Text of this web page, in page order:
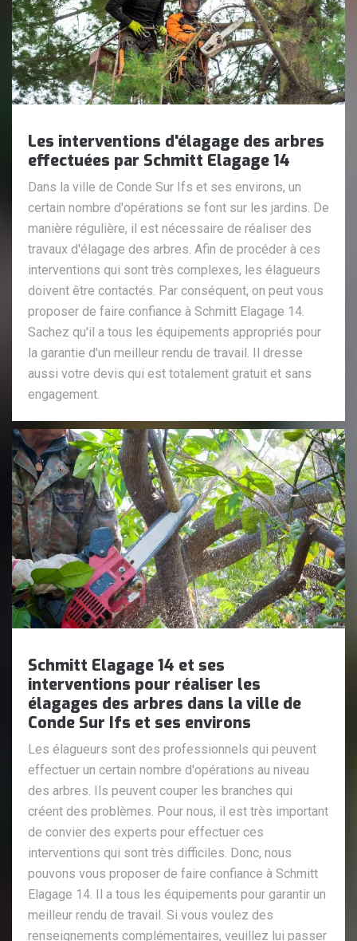
Les interventions d'élagage des arbres
effectuées par Schmitt Elagage 14
Dans la ville de Conde Sur Ifs et ses environs, un
certain nombre d'opérations se font sur les jardins. De
manière régulière, il est nécessaire de réaliser des
travaux d'élagage des arbres. Afin de procéder à ces
interventions qui sont très complexes, les élagueurs
doivent être contactés. Par conséquent, on peut vous
proposer de faire confiance à Schmitt Elagage 14.
Sachez qu'il a tous les équipements appropriés pour
la garantie d'un meilleur rendu de travail. Il dresse
aussi votre devis qui est totalement gratuit et sans
engagement.
Schmitt Elagage 14 et ses
interventions pour réaliser les
élagages des arbres dans la ville de
Conde Sur Ifs et ses environs
Les élagueurs sont des professionnels qui peuvent
effectuer un certain nombre d'opérations au niveau
des arbres. Ils peuvent couper les branches qui
créent des problèmes. Pour nous, il est très important
de convier des experts pour effectuer ces
interventions qui sont très difficiles. Donc, nous
pouvons vous proposer de faire confiance à Schmitt
Elagage 14. Il a tous les équipements pour garantir un
meilleur rendu de travail. Si vous voulez des
renseignements complémentaires, veuillez lui passer